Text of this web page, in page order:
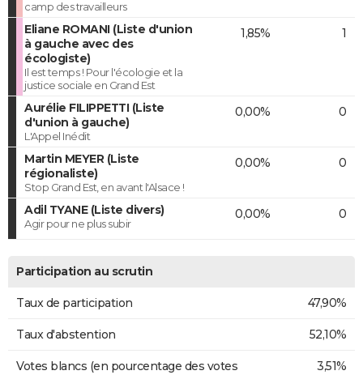
camp des travailleurs
Eliane ROMANI (Liste d'union
à gauche avec des
écologiste)
Il est temps ! Pour l'écologie et la
justice sociale en Grand Est
1,85% 1
Aurélie FILIPPETTI (Liste
d'union à gauche)
L'Appel Inédit
0,00% 0
Martin MEYER (Liste
régionaliste)
Stop Grand Est, en avant l'Alsace !
0,00% 0
Adil TYANE (Liste divers)
Agir pour ne plus subir
0,00% 0
Participation au scrutin
Taux de participation 47,90%
Taux d'abstention 52,10%
Votes blancs (en pourcentage des votes
3,51%